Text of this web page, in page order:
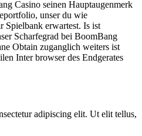
Casino seinen Hauptaugenmerk
unser du wie
Spielbank erwartest. Is ist
Scharfegrad bei BoomBang
Obtain zuganglich weiters ist
Inter browser des Endgerates
adipiscing elit. Ut elit tellus,